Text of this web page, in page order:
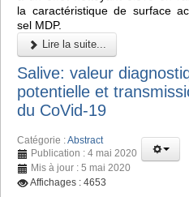
la caractéristique de surface
sel MDP.
Lire la suite...
Salive: valeur
potentielle et
du CoVid-19
Catégorie :Abstract
Publication : 4 mai 2020
Mis à jour : 5 mai 2020
Affichages : 4653